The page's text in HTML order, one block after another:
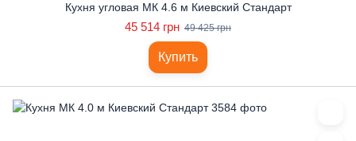
Кухня угловая МК 4.6 м Киевский Стандарт
45 514 грн 49 425 грн
Купить